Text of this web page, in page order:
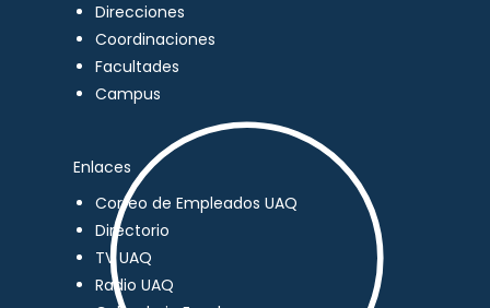
Direcciones
Coordinaciones
Facultades
Campus
Enlaces
Correo de Empleados UAQ
Directorio
TV UAQ
Radio UAQ